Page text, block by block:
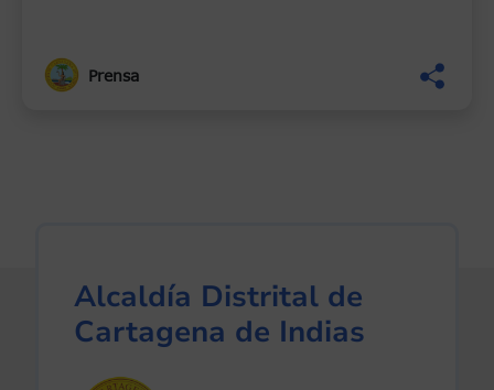
Prensa
Alcaldía Distrital de
Cartagena de Indias